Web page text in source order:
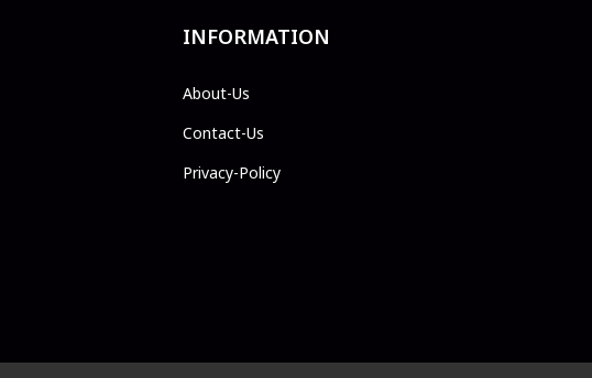
INFORMATION
About-Us
Contact-Us
Privacy-Policy